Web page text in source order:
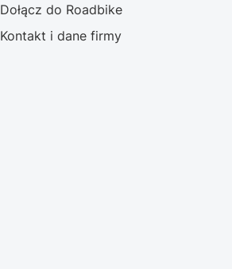
Dołącz do Roadbike
Kontakt i dane firmy